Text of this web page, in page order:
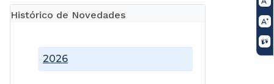
Histórico de Novedades
2026